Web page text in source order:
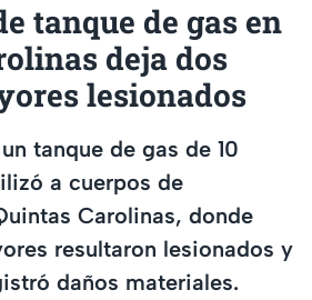
tanque de gas en
deja dos
lesionados
tanque de gas de 10
a cuerpos de
Carolinas, donde
resultaron lesionados y
daños materiales.